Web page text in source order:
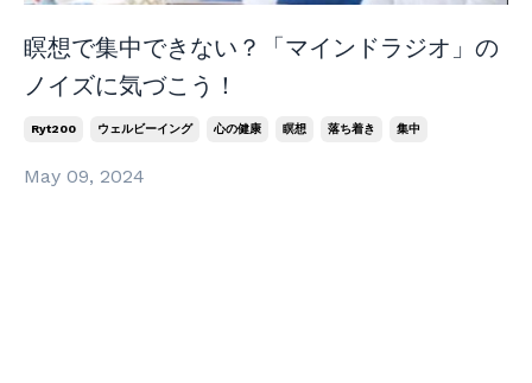
瞑想で集中できない？「マインドラジオ」の
ノイズに気づこう！
Ryt200 ウェルビーイング 心の健康 瞑想 落ち着き 集中
May 09, 2024